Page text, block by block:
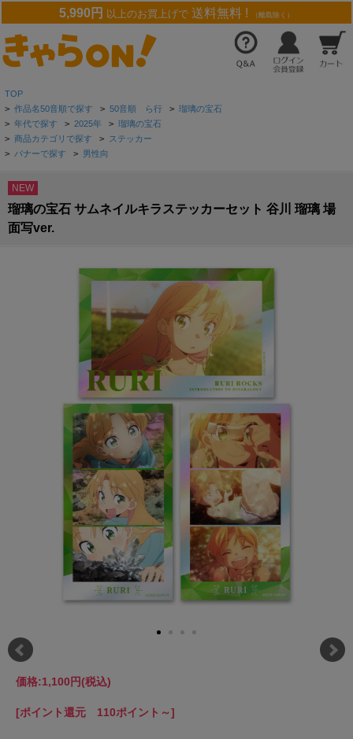
5,990円 以上のお買上げで 送料無料 ! （離島除く）
TOP
> 作品名50音順で探す > 50音順 ら行 > 瑠璃の宝石
> 年代で探す > 2025年 > 瑠璃の宝石
> 商品カテゴリで探す > ステッカー
> バナーで探す > 男性向
NEW
瑠璃の宝石 サムネイルキラステッカーセット 谷川 瑠璃 場
面写ver.
価格:1,100円(税込)
[ポイント還元 110ポイント～]